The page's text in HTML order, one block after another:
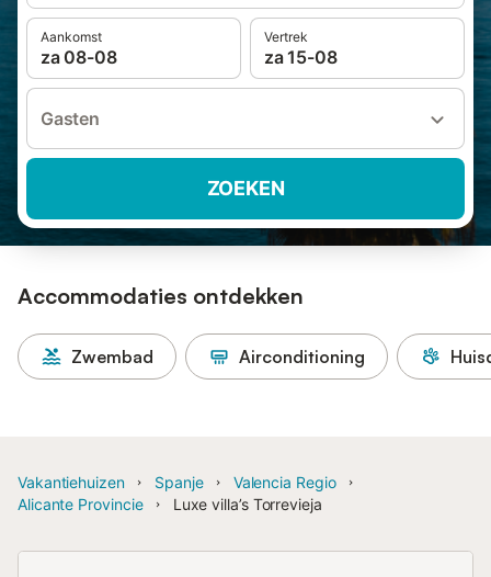
Aankomst
za 08-08
Vertrek
za 15-08
Gasten
ZOEKEN
Accommodaties ontdekken
Zwembad Airconditioning
Vakantiehuizen Spanje
Valencia Regio
Alicante Provincie
Luxe villa’s Torrevieja